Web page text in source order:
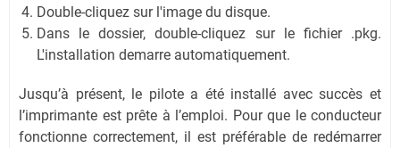
Double-cliquez sur l'image du disque.
Dans le dossier, double-cliquez sur le fichier .pkg.
L'installation demarre automatiquement.
Jusqu’à présent, le pilote a été installé avec succès et
l’imprimante est prête à l’emploi. Pour que le conducteur
fonctionne correctement, il est préférable de redémarrer